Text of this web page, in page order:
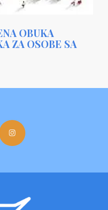
OBUKA
ZA OSOBE SA